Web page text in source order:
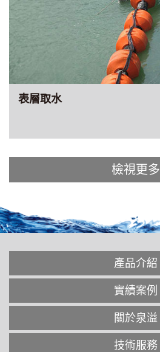
表層取水
檢視更多
產品介紹
實績案例
關於泉溢
技術服務